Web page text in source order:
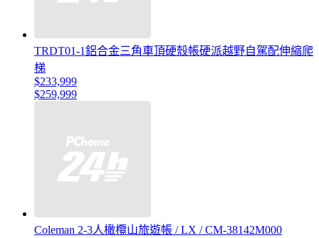
TRDT01-1鋁合金三角車頂硬殼帳硬派越野自駕配伸縮爬
梯
$233,999
$259,999
Coleman 2-3人橄欖山旅遊帳 / LX / CM-38142M000